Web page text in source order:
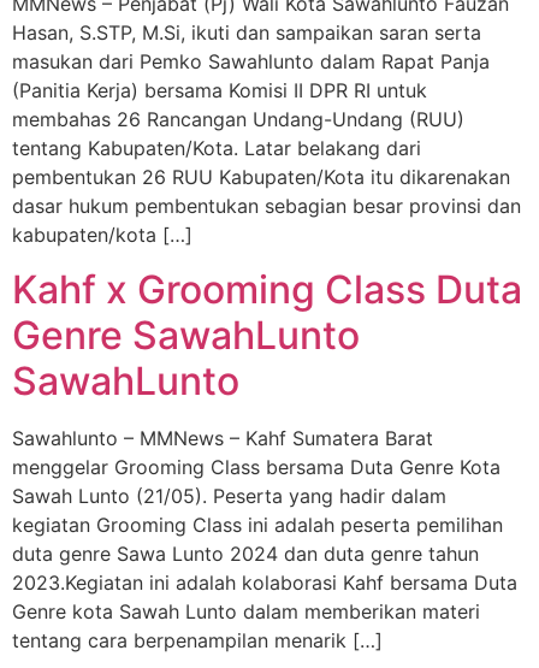
Hasan, S.STP, M.Si, ikuti dan sampaikan saran serta
masukan dari Pemko Sawahlunto dalam Rapat Panja
(Panitia Kerja) bersama Komisi II DPR RI untuk
membahas 26 Rancangan Undang-Undang (RUU)
tentang Kabupaten/Kota. Latar belakang dari
pembentukan 26 RUU Kabupaten/Kota itu dikarenakan
dasar hukum pembentukan sebagian besar provinsi dan
kabupaten/kota […]
Kahf x Grooming Class Duta
Genre SawahLunto
SawahLunto
Sawahlunto – MMNews – Kahf Sumatera Barat
menggelar Grooming Class bersama Duta Genre Kota
Sawah Lunto (21/05). Peserta yang hadir dalam
kegiatan Grooming Class ini adalah peserta pemilihan
duta genre Sawa Lunto 2024 dan duta genre tahun
2023.Kegiatan ini adalah kolaborasi Kahf bersama Duta
Genre kota Sawah Lunto dalam memberikan materi
tentang cara berpenampilan menarik […]